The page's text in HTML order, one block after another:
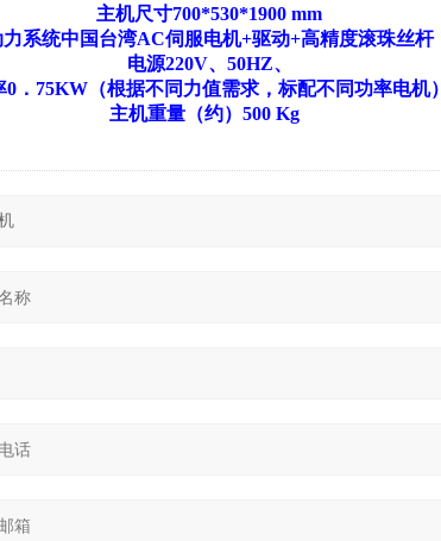
主机尺寸700*530*1900 mm
力系统中国台湾AC伺服电机+驱动+高精度滚珠丝杆
电源220V、50HZ、
0．75KW（根据不同力值需求，标配不同功率电机）
主机重量（约）500 Kg